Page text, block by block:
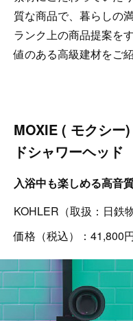
質な商品で、暮らしの
ランク上の商品提案を
値のある高級建材をご紹
MOXIE ( モクシ
ドシャワーヘッド
入浴中も楽しめる高音
KOHLER（取扱：日鉄
価格（税込）：41,800